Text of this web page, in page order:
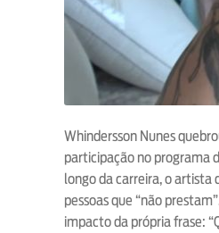
Whindersson Nunes
participação no programa
longo da carreira, o artista
pessoas que “não
impacto da própria frase: